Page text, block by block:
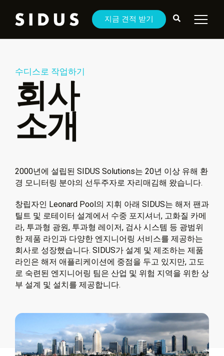
지금 견적 받기
수디스로 작업하기
회사
소개
2000년에 설립된 SIDUS Solutions는 20년 이상 유해 환
경 모니터링 분야의 선두주자로 자리매김해 왔습니다.
창립자인 Leonard Pool의 지휘 아래 SIDUS는 해저 팬과
틸트 및 로테이터 설계에서 수중 포지셔너, 고화질 카메
라, 투과형 광원, 투과형 레이저, 검사 시스템 등 광범위
한 제품 라인과 다양한 엔지니어링 서비스를 제공하는
회사로 성장했습니다. SIDUS가 설계 및 제조하는 제품
라인은 해저 애플리케이션에 중점을 두고 있지만, 고도
로 숙련된 엔지니어링 팀은 산업 및 위험 지역을 위한 상
부 설계 및 설치를 제공합니다.